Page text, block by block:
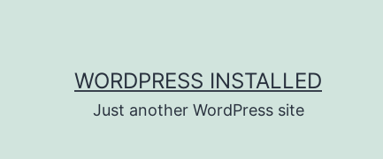
WORDPRESS INSTALLED
Just another WordPress site